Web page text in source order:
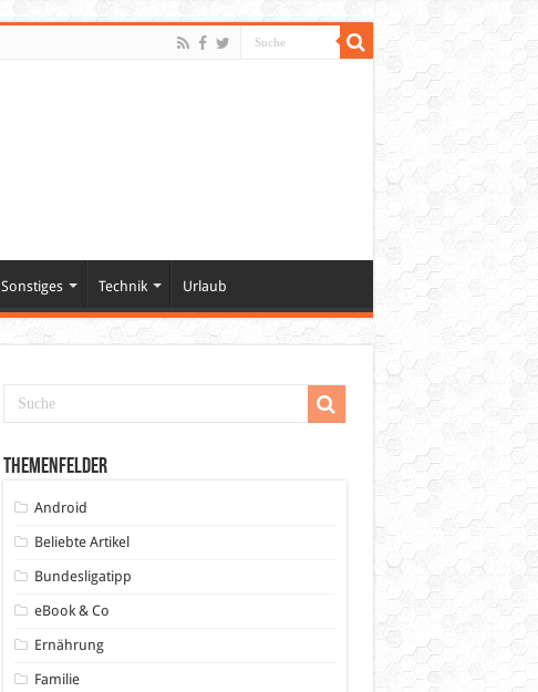
Sonstiges Technik Urlaub
Themenfelder
Android
Beliebte Artikel
Bundesligatipp
eBook & Co
Ernährung
Familie